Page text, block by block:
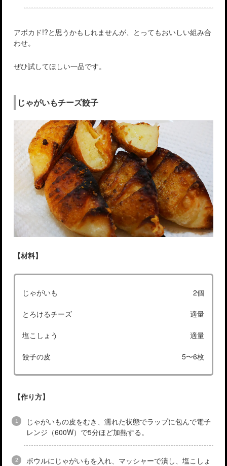
アボカド!?と思うかもしれませんが、とってもおいしい組み合
わせ。
ぜひ試してほしい一品です。
じゃがいもチーズ餃子
【材料】
じゃがいも 2個
とろけるチーズ 適量
塩こしょう 適量
餃子の皮 5〜6枚
【作り方】
じゃがいもの皮をむき、濡れた状態でラップに包んで電子
レンジ（600W）で5分ほど加熱する。
ボウルにじゃがいもを入れ、マッシャーで潰し、塩こしょ